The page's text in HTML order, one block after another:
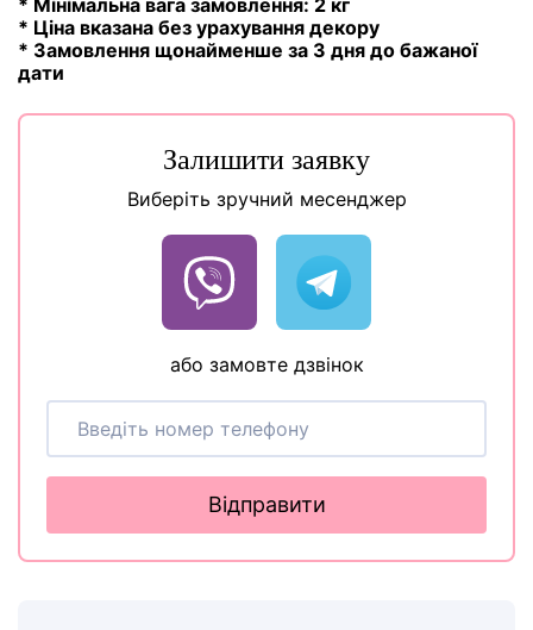
* Мінімальна вага замовлення: 2 кг
* Ціна вказана без урахування декору
* Замовлення щонайменше за 3 дня до бажаної
дати
Залишити заявку
Виберіть зручний месенджер
або замовте дзвінок
Відправити